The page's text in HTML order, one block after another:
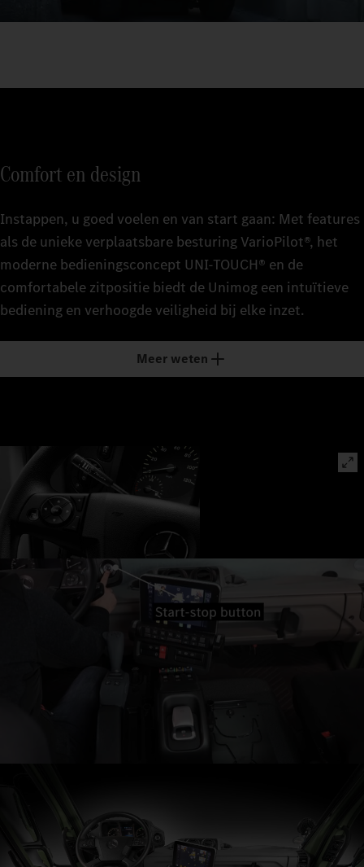
Comfort en design
Instappen, u goed voelen en van start gaan: Met features
als de unieke verplaatsbare besturing VarioPilot®, het
moderne bedieningsconcept UNI-TOUCH® en de
comfortabele zitpositie biedt de Unimog een intuïtieve
bediening en verhoogde veiligheid bij elke inzet.
Meer weten